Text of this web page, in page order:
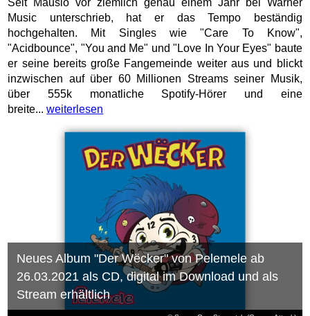
Music unterschrieb, hat er das Tempo beständig
hochgehalten. Mit Singles wie "Care To Know",
"Acidbounce", "You and Me" und "Love In Your Eyes" baute
er seine bereits große Fangemeinde weiter aus und blickt
inzwischen auf über 60 Millionen Streams seiner Musik,
über 555k monatliche Spotify-Hörer und eine
breite...weiterlesen
Neues Album "Der Wëcker" von Pelemele ab
26.03.2021 als CD, digital im Download und als
Stream erhältlich